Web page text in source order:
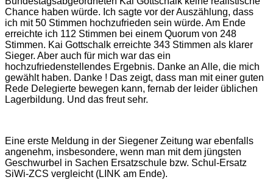
Chance haben würde. Ich sagte vor der Auszählung, dass
ich mit 50 Stimmen hochzufrieden sein würde. Am Ende
erreichte ich 112 Stimmen bei einem Quorum von 248
Stimmen. Kai Gottschalk erreichte 343 Stimmen als klarer
Sieger. Aber auch für mich war das ein
hochzufriedenstellendes Ergebnis. Danke an Alle, die mich
gewählt haben. Danke ! Das zeigt, dass man mit einer guten
Rede Delegierte bewegen kann, fernab der leider üblichen
Lagerbildung. Und das freut sehr.
Eine erste Meldung in der Siegener Zeitung war ebenfalls
angenehm, insbesondere, wenn man mit dem jüngsten
Geschwurbel in Sachen Ersatzschule bzw. Schul-Ersatz
SiWi-ZCS vergleicht (LINK am Ende).